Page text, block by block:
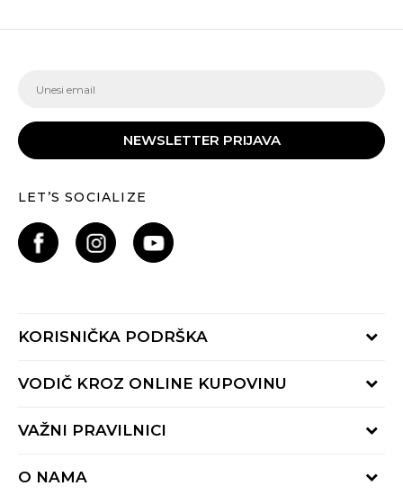
NEWSLETTER PRIJAVA
LET’S SOCIALIZE
KORISNIČKA PODRŠKA
Provjeri status porudžbine
Radno vrijeme 9-16h
VODIČ KROZ ONLINE KUPOVINU
Načini isporuke
Reklamacije
VAŽNI PRAVILNICI
O NAMA